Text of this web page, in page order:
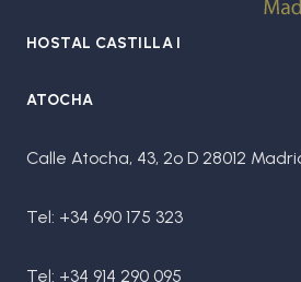
HOSTAL CASTILLA I
ATOCHA
Calle Atocha, 43, 2º D 28012
Tel: +34 690 175 323
Tel: +34 914 290 095